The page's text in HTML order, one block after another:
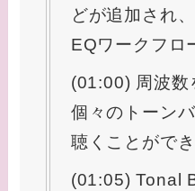
どが追加され
EQワークフロ
(01:00) 周波数
個々のトーン
聴くことができ
(01:05) Tonal